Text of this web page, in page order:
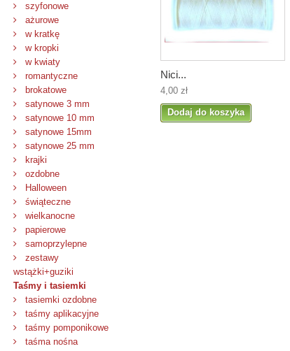
szyfonowe
ażurowe
w kratkę
w kropki
w kwiaty
romantyczne
brokatowe
satynowe 3 mm
satynowe 10 mm
satynowe 15mm
satynowe 25 mm
krajki
ozdobne
Halloween
świąteczne
wielkanocne
papierowe
samoprzylepne
zestawy
wstążki+guziki
Taśmy i tasiemki
tasiemki ozdobne
taśmy aplikacyjne
taśmy pomponikowe
taśma nośna
Nici...
4,00 zł
Dodaj do koszyka